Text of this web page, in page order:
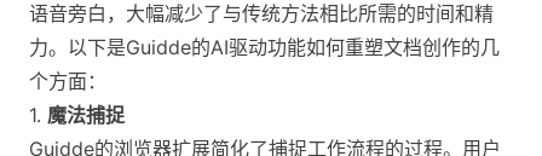
语音旁白，大幅减少了与传统方法相比所需的时间和精
力。以下是Guidde的AI驱动功能如何重塑文档创作的几
个方面：
1. 魔法捕捉
Guidde的浏览器扩展简化了捕捉工作流程的过程。用户